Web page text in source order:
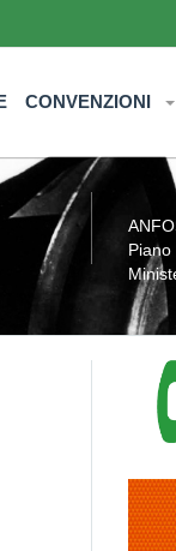
CONVENZIONI
Piano